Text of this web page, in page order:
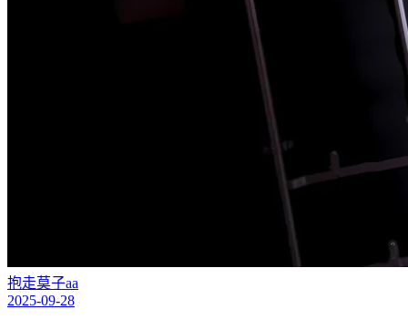
抱走莫子aa
2025-09-28